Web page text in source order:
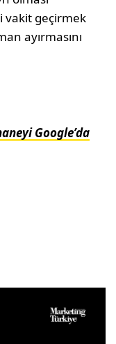
vakit geçirmek
ayırmasını
Google’da